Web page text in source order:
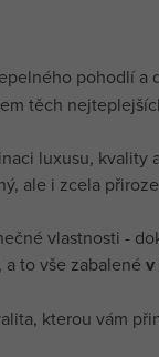
pohodlí a
těch
luxusu,
ale i zcela
vlastnosti -
to vše zabalené v
kterou vám